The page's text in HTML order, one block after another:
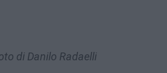
di Danilo Radaelli